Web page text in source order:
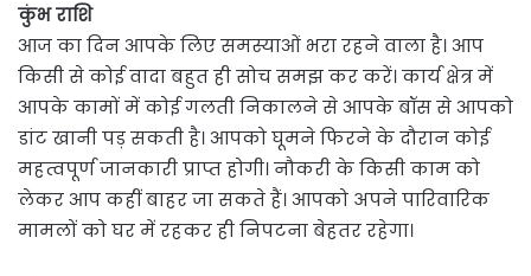
कुंभ राशि
आज का दिन आपके लिए समस्याओं भरा रहने वाला है। आप
किसी से कोई वादा बहुत ही सोच समझ कर करें। कार्य क्षेत्र में
आपके कामों में कोई गलती निकालने से आपके बॉस से आपको
डांट खानी पड़ सकती है। आपको घूमने फिरने के दौरान कोई
महत्वपूर्ण जानकारी प्राप्त होगी। नौकरी के किसी काम को
लेकर आप कहीं बाहर जा सकते हैं। आपको अपने पारिवारिक
मामलों को घर में रहकर ही निपटना बेहतर रहेगा।